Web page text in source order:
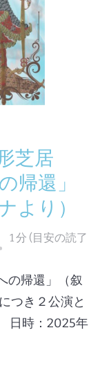
芝居
帰還」
より）
1 分 (目安の読了
の帰還」（叙
つき２公演と
日時：2025年